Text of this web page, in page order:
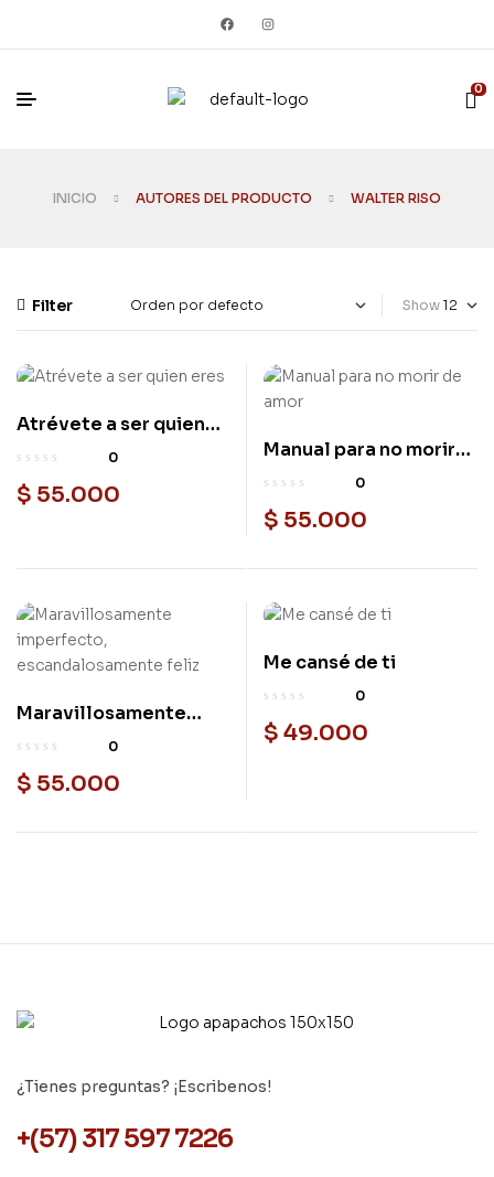
0
INICIO AUTORES DEL PRODUCTO WALTER RISO
Filter Show
Nuevo
Atrévete a ser quien
eres
0
$ 55.000
Nuevo
Manual para no morir
de amor
0
$ 55.000
Nuevo
Maravillosamente
imperfecto,
feliz
0
$ 55.000
Nuevo
Me cansé de ti
0
$ 49.000
¿Tienes preguntas? ¡Escribenos!
+(57) 317 597 7226